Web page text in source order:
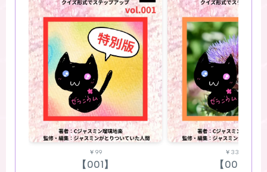
￥99
【001】
￥330
【002】